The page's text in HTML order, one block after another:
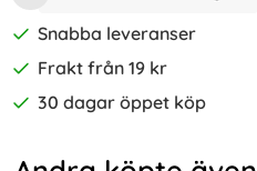
Snabba leveranser
Frakt från 19 kr
30 dagar öppet köp